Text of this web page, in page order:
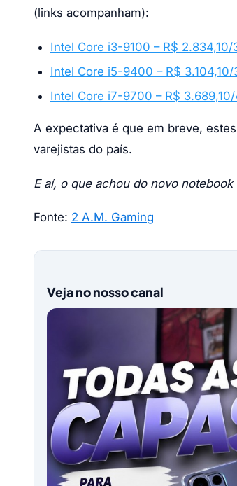
(links acompanham):
Intel Core i3-9100 – R$ 2.834,10/
Intel Core i5-9400 – R$
Intel Core i7-9700 – R$
A expectativa é que em breve,
varejistas do país.
E aí, o que achou do novo
Fonte: 2 A.M. Gaming
Veja no nosso canal